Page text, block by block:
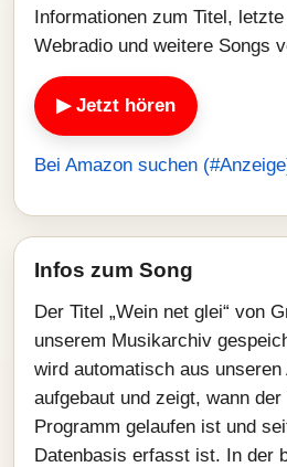
Informationen zum Titel,
Webradio und weitere Songs
▶ Jetzt hören
Bei Amazon suchen
Infos zum Song
Der Titel „Wein net glei“ von
unserem Musikarchiv
wird automatisch aus unseren
aufgebaut und zeigt, wann
Programm gelaufen ist und
Datenbasis erfasst ist. In der